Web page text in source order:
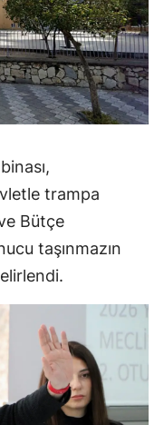
trampa
Bütçe
taşınmazın